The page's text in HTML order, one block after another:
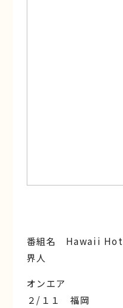
番組名 Hawaii Hot
界人
オンエア
２/１１ 福岡